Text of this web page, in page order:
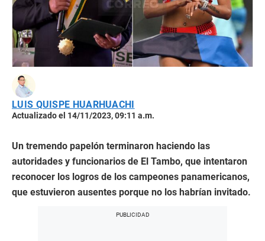
LUIS QUISPE HUARHUACHI
Actualizado el 14/11/2023, 09:11 a.m.
Un tremendo papelón terminaron haciendo las
autoridades y funcionarios de El Tambo, que intentaron
reconocer los logros de los campeones panamericanos,
que estuvieron ausentes porque no los habrían invitado.